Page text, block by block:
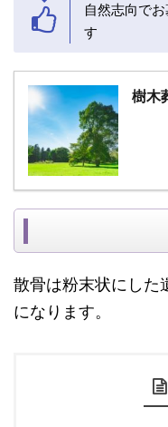
自然志向で
す
樹木
散骨は粉末状にした
になります。